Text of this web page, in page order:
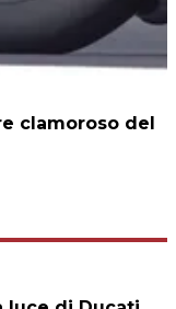
clamoroso del